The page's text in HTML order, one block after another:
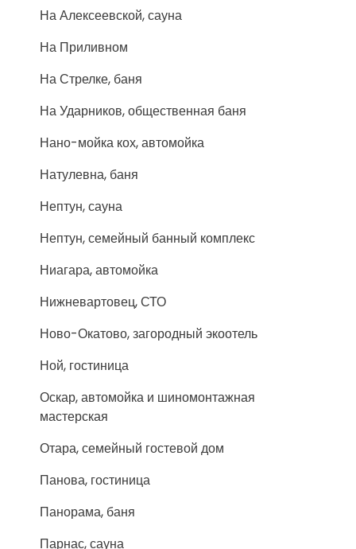
На Алексеевской, сауна
На Приливном
На Стрелке, баня
На Ударников, общественная баня
Нано-мойка кох, автомойка
Натулевна, баня
Нептун, сауна
Нептун, семейный банный комплекс
Ниагара, автомойка
Нижневартовец, СТО
Ново-Окатово, загородный экоотель
Ной, гостиница
Оскар, автомойка и шиномонтажная
мастерская
Отара, семейный гостевой дом
Панова, гостиница
Панорама, баня
Парнас, сауна